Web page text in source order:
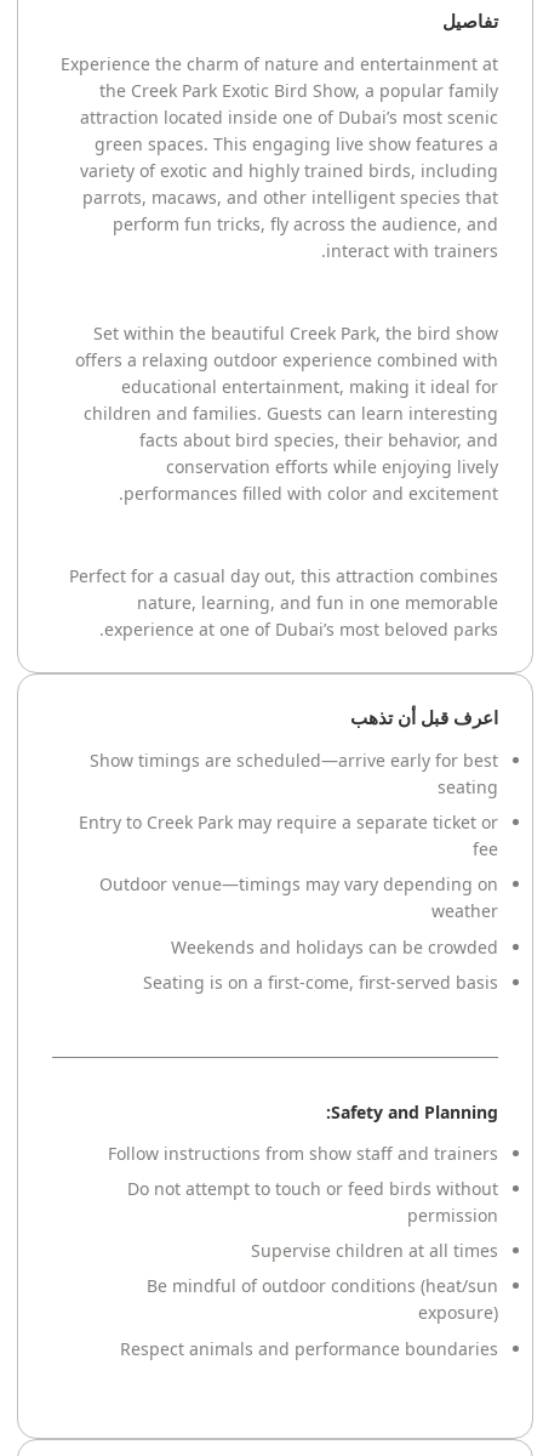
تفاصيل
Experience the charm of nature and entertainment at
the Creek Park Exotic Bird Show, a popular family
attraction located inside one of Dubai’s most scenic
green spaces. This engaging live show features a
variety of exotic and highly trained birds, including
parrots, macaws, and other intelligent species that
perform fun tricks, fly across the audience, and
interact with trainers.
Set within the beautiful Creek Park, the bird show
offers a relaxing outdoor experience combined with
educational entertainment, making it ideal for
children and families. Guests can learn interesting
facts about bird species, their behavior, and
conservation efforts while enjoying lively
performances filled with color and excitement.
Perfect for a casual day out, this attraction combines
nature, learning, and fun in one memorable
experience at one of Dubai’s most beloved parks.
اعرف قبل أن تذهب
Show timings are scheduled—arrive early for best
seating
Entry to Creek Park may require a separate ticket or
fee
Outdoor venue—timings may vary depending on
weather
Weekends and holidays can be crowded
Seating is on a first-come, first-served basis
Safety and Planning:
Follow instructions from show staff and trainers
Do not attempt to touch or feed birds without
permission
Supervise children at all times
Be mindful of outdoor conditions (heat/sun
exposure)
Respect animals and performance boundaries